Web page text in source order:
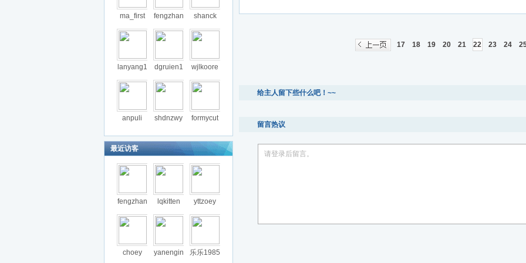
ma_first fengzhan shanck
lanyang1 dgruien1 wjlkoore
anpuli shdnzwy formycut
最近访客
fengzhan lqkitten yttzoey
choey yanengin 乐乐1985
17 18 19 20 21 22 23 24
给主人留下些什么吧！~~
留言热议
请登录后留言。